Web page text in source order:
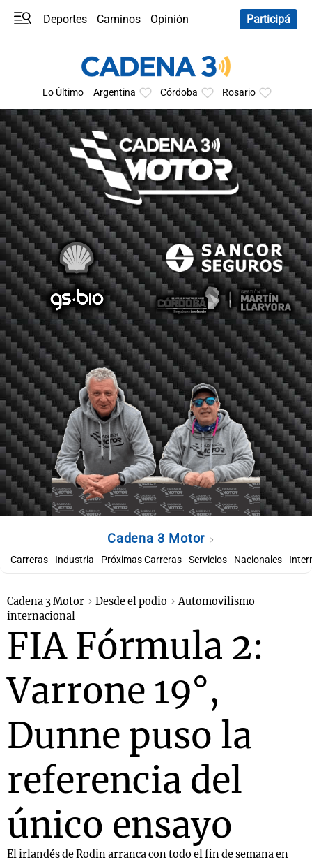
Deportes Caminos
Opinión
Participá
Lo Último Argentina Córdoba Rosario
Cadena 3 Motor
Carreras Industria Próximas Carreras Servicios Nacionales
Cadena 3 Motor Desde el podio
Automovilismo
internacional
FIA Fórmula 2:
Varrone 19°,
Dunne puso la
referencia del
único ensayo
El irlandés de Rodin arranca con todo el fin de semana en
Notas
Mundial 2026
La Sole en
Cadena 3